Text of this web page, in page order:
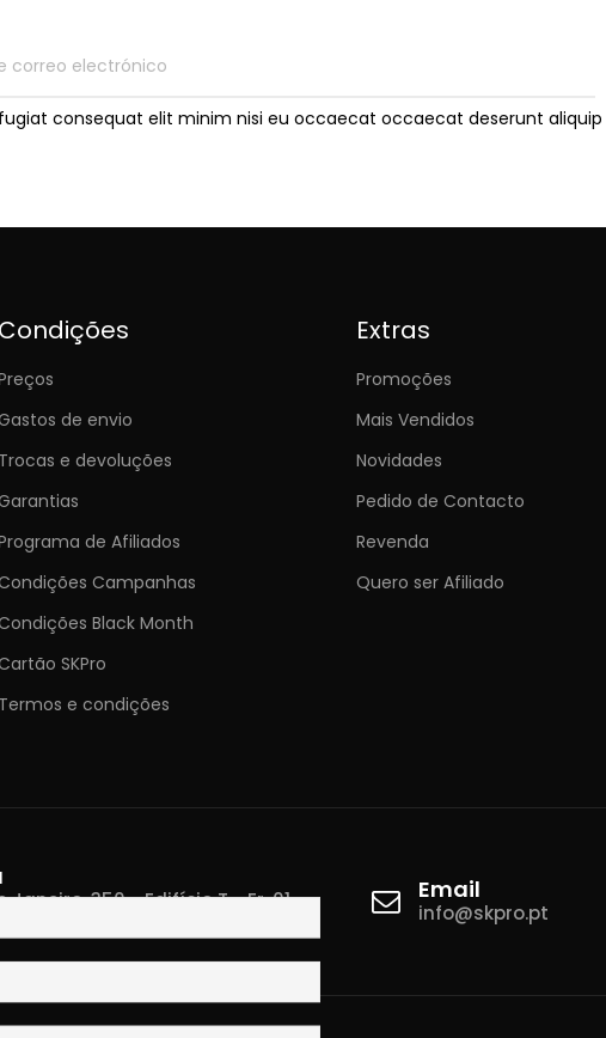
consequat elit minim nisi eu occaecat occaecat deserunt aliquip
Condições
de envio
Trocas e devoluções
de Afiliados
Campanhas
Black Month
SKPro
Termos e condições
Extras
Promoções
Mais Vendidos
Novidades
Pedido de Contacto
Revenda
Quero ser Afiliado
Janeiro, 350 - Edifício T - Fr. 01
Email
info@skpro.pt